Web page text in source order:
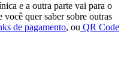
e a outra parte vai para o
você quer saber sobre outras
de pagamento, ou QR Code